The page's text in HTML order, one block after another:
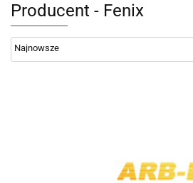
Producent - Fenix